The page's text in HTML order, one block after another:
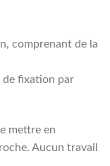
comprenant de la
de fixation par
mettre en
Aucun travail